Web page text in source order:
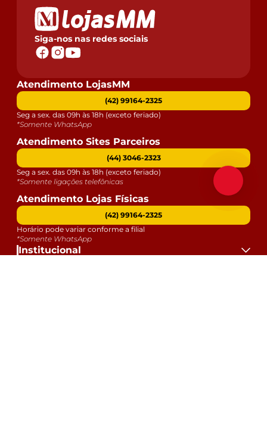
Siga-nos nas redes sociais
Institucional
Atendimento LojasMM
(42) 99164-2325
Seg a sex. das 09h às 18h (exceto feriado)
*Somente WhatsApp
Atendimento Sites Parceiros
(44) 3046-2323
Seg a sex. das 09h às 18h (exceto feriado)
*Somente ligações telefônicas
Atendimento Lojas Físicas
(42) 99164-2325
Horário pode variar conforme a filial
*Somente WhatsApp